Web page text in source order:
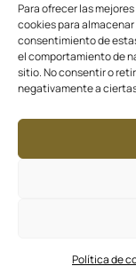
Para ofrecer las
cookies para
consentimiento de
el comportamiento de
sitio. No consentir o
negativamente a
Política de
Blog,Contacto
Sexo Tantrico:
Granada, Sevilla,
Jaén y Cádiz